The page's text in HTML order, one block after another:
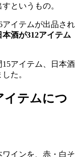
というもの。
アイテムが出品され
酒が312アイテム
アイテム、日本酒
した。
イテムにつ
インを、赤・白そ